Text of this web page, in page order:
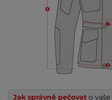
Jak správně pečovat o vaše